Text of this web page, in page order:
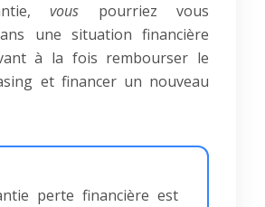
vous pourriez vous
une situation financière
à la fois rembourser le
et financer un nouveau
perte financière est